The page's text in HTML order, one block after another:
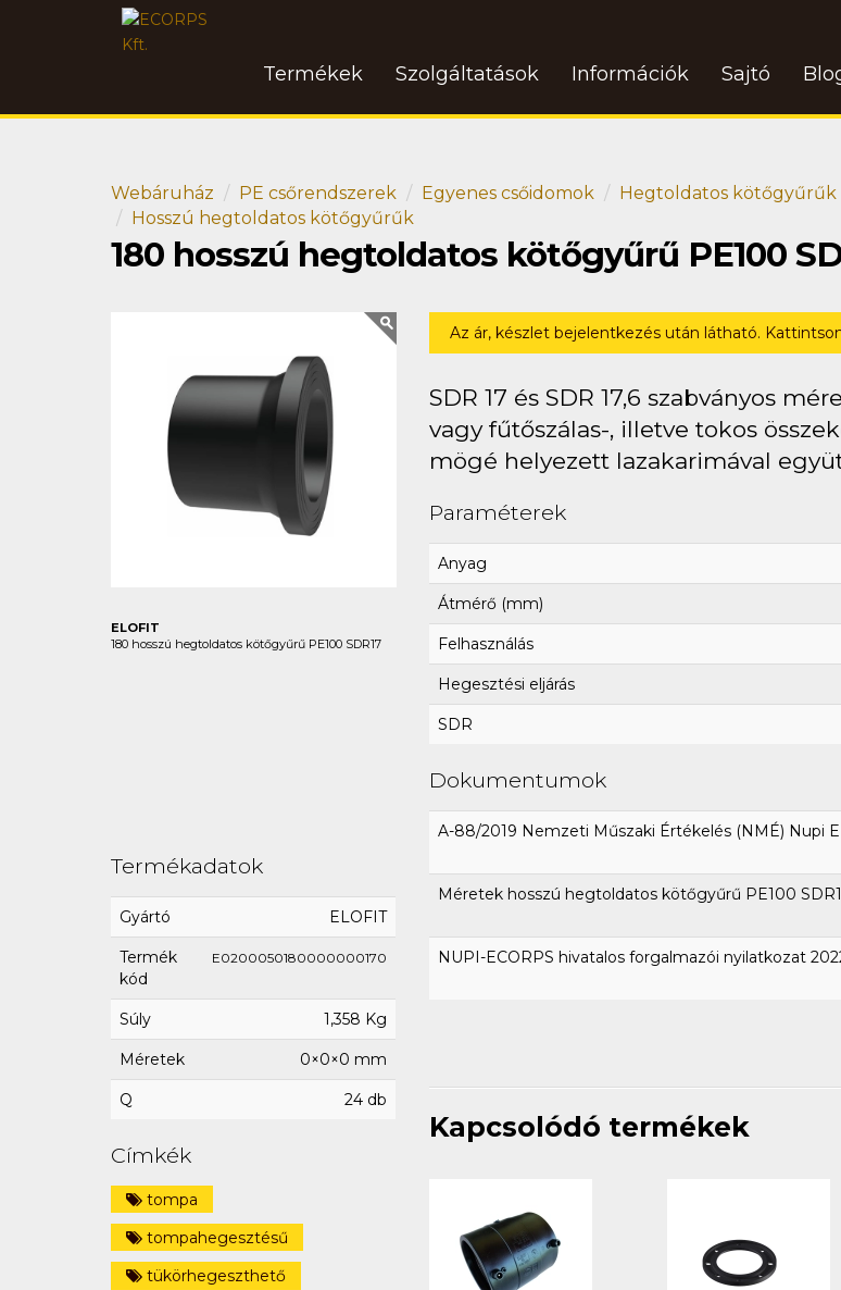
Termékek Szolgáltatások Információk Sajtó
Webáruház PE csőrendszerek Egyenes csőidomok
Hegtoldatos kötőgyűrűk
Hosszú hegtoldatos kötőgyűrűk
180 hosszú hegtoldatos kötőgyűrű PE100
ELOFIT
180 hosszú hegtoldatos kötőgyűrű PE100 SDR17
Az ár, készlet bejelentkezés után látható.
SDR 17 és SDR 17,6 szabványos
vagy fűtőszálas-, illetve tokos
mögé helyezett lazakarimával
Paraméterek
Anyag
Átmérő (mm)
Felhasználás
Hegesztési eljárás
SDR
Dokumentumok
A-88/2019 Nemzeti Műszaki Értékelés (NMÉ) Nupi
Méretek hosszú hegtoldatos kötőgyűrű PE100
NUPI-ECORPS hivatalos forgalmazói nyilatkozat
Termékadatok
Gyártó ELOFIT
Termék
kód
E0200050180000000170
Súly 1,358 Kg
Méretek 0×0×0 mm
Q 24 db
Címkék
tompa
tompahegesztésű
tükörhegeszthető
Kapcsolódó termékek